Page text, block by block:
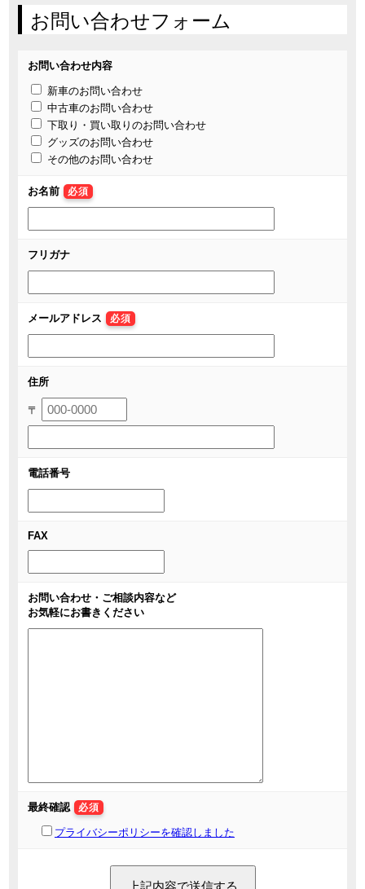
お問い合わせフォーム
お問い合わせ内容
新車のお問い合わせ
中古車のお問い合わせ
下取り・買い取りのお問い合わせ
グッズのお問い合わせ
その他のお問い合わせ
お名前 必須
フリガナ
メールアドレス 必須
住所
〒
電話番号
FAX
お問い合わせ・ご相談内容など
お気軽にお書きください
最終確認 必須
プライバシーポリシーを確認しました